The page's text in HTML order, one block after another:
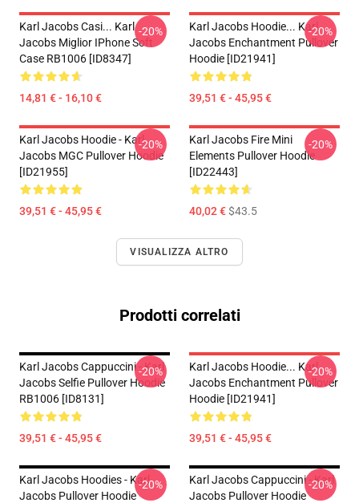
Karl Jacobs Casi... Karl
Jacobs Miglior IPhone Soft
Case RB1006 [ID8347]
14,81 € - 16,10 €
-20%
Karl Jacobs Hoodie... Karl
Jacobs Enchantment Pullover
Hoodie [ID21941]
39,51 € - 45,95 €
-20%
Karl Jacobs Hoodie - Karl
Jacobs MGC Pullover Hoodie
[ID21955]
39,51 € - 45,95 €
-20%
Karl Jacobs Fire Mini
Elements Pullover Hoodie
[ID22443]
40,02 €$43.5
-20%
VISUALIZZA ALTRO
Prodotti correlati
Karl Jacobs Cappuccini - Karl
Jacobs Selfie Pullover Hoodie
RB1006 [ID8131]
39,51 € - 45,95 €
-20%
Karl Jacobs Hoodie... Karl
Jacobs Enchantment Pullover
Hoodie [ID21941]
39,51 € - 45,95 €
-20%
Karl Jacobs Hoodies - Karl
Jacobs Pullover Hoodie
-20%
Karl Jacobs Cappuccini - Karl
Jacobs Pullover Hoodie
-20%